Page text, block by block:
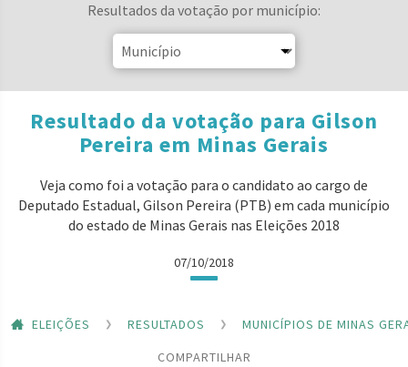
Resultados da votação por município:
Resultado da votação para Gilson
Pereira em Minas Gerais
Veja como foi a votação para o candidato ao cargo de
Deputado Estadual, Gilson Pereira (PTB) em cada município
do estado de Minas Gerais nas Eleições 2018
07/10/2018
ELEIÇÕES RESULTADOS
MUNICÍPIOS DE MINAS
COMPARTILHAR